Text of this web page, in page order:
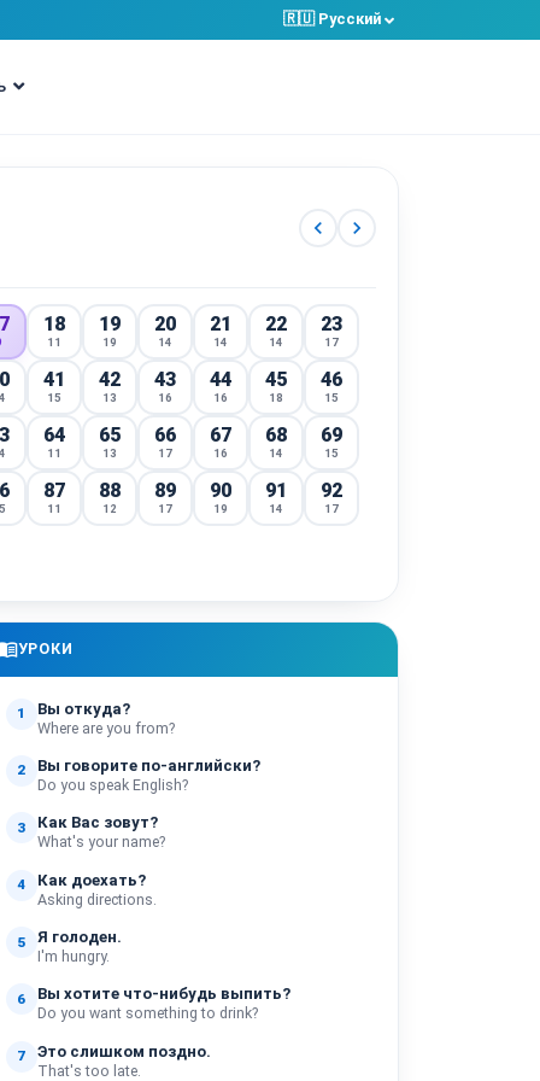
🇷🇺 Pусский
chevron_left chevron_right
18
11
19
19
20
14
21
14
22
14
23
17
41
15
42
13
43
16
44
16
45
18
46
15
64
11
65
13
66
17
67
16
68
14
69
15
87
11
88
12
89
17
90
19
91
14
92
17
УРОКИ
1
Вы откуда?
Where are you from?
2
Вы говорите по-английски?
Do you speak English?
3
Как Вас зовут?
What's your name?
4
Как доехать?
Asking directions.
5
Я голоден.
I'm hungry.
6
Вы хотите что-нибудь выпить?
Do you want something to drink?
7
Это слишком поздно.
That's too late.